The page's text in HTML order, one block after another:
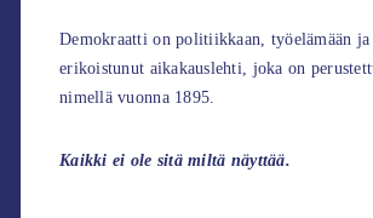
Demokraatti on politiikkaan, työelämään
erikoistunut aikakauslehti, joka on
nimellä vuonna 1895.
Kaikki ei ole sitä miltä näyttää.